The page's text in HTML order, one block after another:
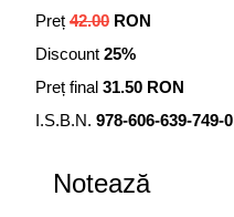
Atunci când Suntem
cerem ceea ce avem
reprezintă un instrument
Mai mult, cercetători de la
Folosește-ți pe deplin
Preț 42.00 RON
Discount 25%
Preț final 31.50 RON
I.S.B.N. 978-606-639-749-0
Notează